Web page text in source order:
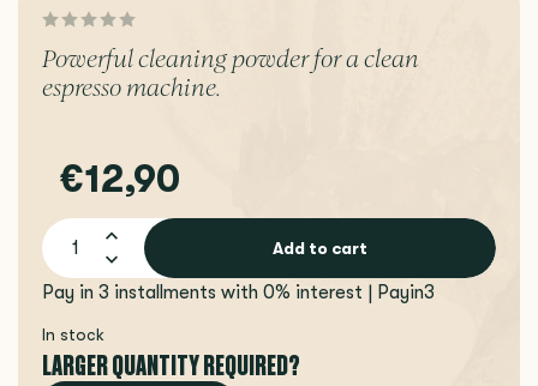
Powerful cleaning powder for a clean
espresso machine.
€12,90
Add to cart
Pay in 3 installments with 0% interest | Payin3
In stock
LARGER QUANTITY REQUIRED?